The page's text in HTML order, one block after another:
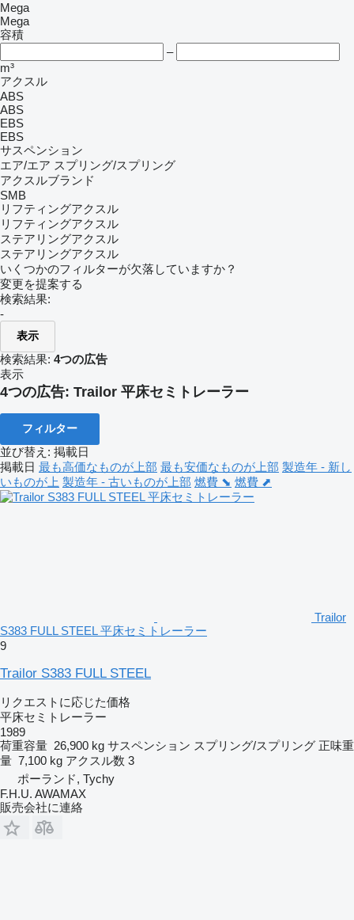
Mega
Mega
容積
–
m³
アクスル
ABS
ABS
EBS
EBS
サスペンション
エア/エア スプリング/スプリング
アクスルブランド
SMB
リフティングアクスル
リフティングアクスル
ステアリングアクスル
ステアリングアクスル
いくつかのフィルターが欠落していますか？
変更を提案する
検索結果:
-
表示
検索結果: 4つの広告
表示
4つの広告: Trailor 平床セミトレーラー
フィルター
並び替え : 掲載日
掲載日 最も高価なものが上部 最も安価なものが上部 製造年 - 新し
いものが上 製造年 - 古いものが上部 燃費 ⬊ 燃費 ⬈
Trailor
S383 FULL STEEL 平床セミトレーラー
9
Trailor S383 FULL STEEL
リクエストに応じた価格
平床セミトレーラー
1989
荷重容量 26,900 kg サスペンション スプリング/スプリング 正味重
量 7,100 kg アクスル数 3
ポーランド, Tychy
F.H.U. AWAMAX
販売会社に連絡